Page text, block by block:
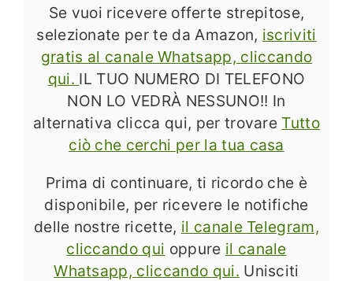
Se vuoi ricevere offerte strepitose,
selezionate per te da Amazon, iscriviti
gratis al canale Whatsapp, cliccando
qui. IL TUO NUMERO DI TELEFONO
NON LO VEDRÀ NESSUNO!! In
alternativa clicca qui, per trovare Tutto
ciò che cerchi per la tua casa
Prima di continuare, ti ricordo che è
disponibile, per ricevere le notifiche
delle nostre ricette, il canale Telegram,
cliccando qui oppure il canale
Whatsapp, cliccando qui. Unisciti